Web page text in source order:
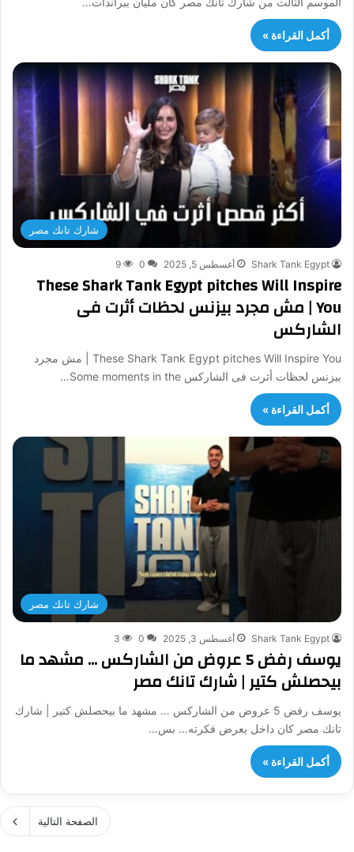
أكمل القراءة »
شارك تانك مصر
Shark Tank Egypt أغسطس 5, 2025 0
9
These Shark Tank Egypt pitches Will Inspire
You | مش مجرد بيزنس لحظات أثرت فى
الشاركس
These Shark Tank Egypt pitches Will Inspire You | مش مجرد
بيزنس لحظات أثرت فى الشاركس Some moments in the…
أكمل القراءة »
شارك تانك مصر
Shark Tank Egypt أغسطس 3, 2025 0
3
يوسف رفض 5 عروض من الشاركس … مشهد ما
بيحصلش كتير | شارك تانك مصر
يوسف رفض 5 عروض من الشاركس … مشهد ما بيحصلش كتير | شارك
تانك مصر كان داخل يعرض فكرته… بس…
أكمل القراءة »
الصفحة التالية